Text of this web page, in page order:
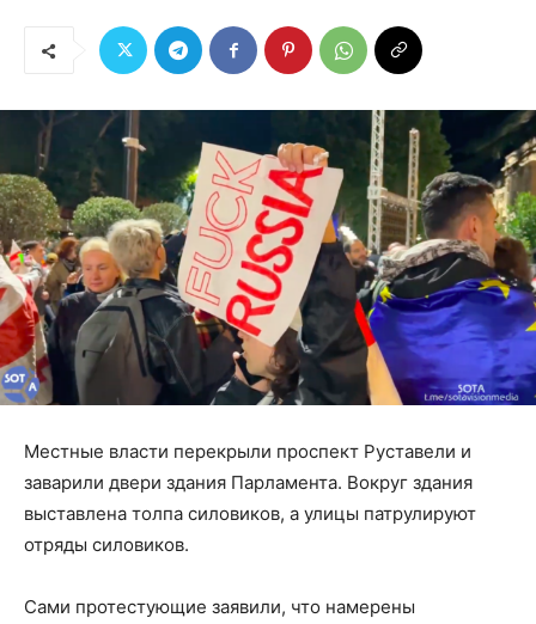
Местные власти перекрыли проспект Руставели и
заварили двери здания Парламента. Вокруг здания
выставлена толпа силовиков, а улицы патрулируют
отряды силовиков.
Сами протестующие заявили, что намерены